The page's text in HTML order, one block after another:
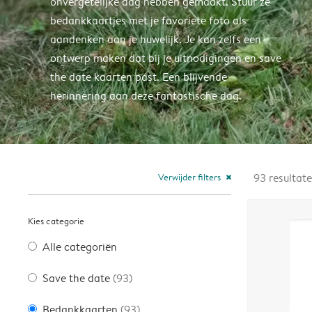
bedankkaartjes met je favoriete foto als
aandenken aan je huwelijk. Je kan zelfs een
ontwerp maken dat bij je uitnodigingen en save
the date kaarten past. Een blijvende
herinnering aan deze fantastische dag.
Verwijder filters close
Kies categorie
Alle categoriën
Save the date (93)
93